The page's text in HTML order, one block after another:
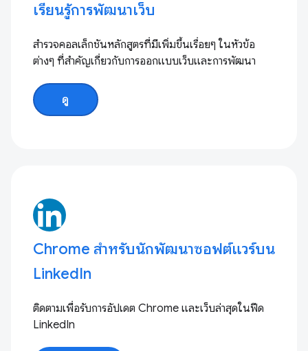
เรียนรู้การพัฒนาเว็บ
สำรวจคอลเล็กชันหลักสูตรที่มีเพิ่มขึ้นเรื่อยๆ ในหัวข้อ
ต่างๆ ที่สำคัญเกี่ยวกับการออกแบบเว็บและการพัฒนา
ดู
Chrome สำหรับนักพัฒนาซอฟต์แวร์บน
LinkedIn
ติดตามเพื่อรับการอัปเดต Chrome และเว็บล่าสุดในฟีด
LinkedIn